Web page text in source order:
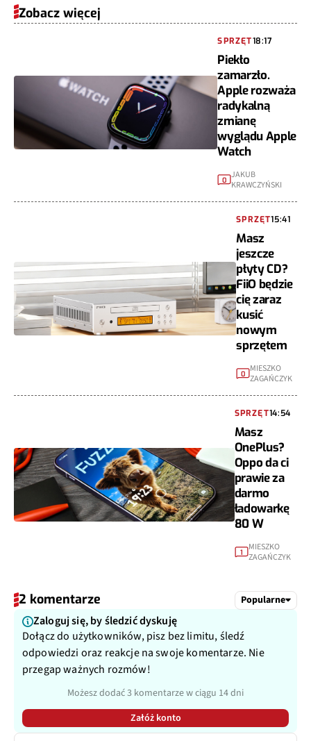
Zobacz więcej
SPRZĘT18:17
Piekło
zamarzło.
Apple rozważa
radykalną
zmianę
wyglądu Apple
Watch
0 JAKUB
KRAWCZYŃSKI
SPRZĘT15:41
Masz
jeszcze
płyty CD?
FiiO będzie
cię zaraz
kusić
nowym
sprzętem
0
MIESZKO
ZAGAŃCZYK
SPRZĘT14:54
Masz
OnePlus?
Oppo da ci
prawie za
darmo
ładowarkę
80 W
1
MIESZKO
ZAGAŃCZYK
2 komentarze Popularne
Zaloguj się, by śledzić dyskuję
Dołącz do użytkowników, pisz bez limitu, śledź
odpowiedzi oraz reakcje na swoje komentarze. Nie
przegap ważnych rozmów!
Możesz dodać 3 komentarze w ciągu 14 dni
Załóż konto